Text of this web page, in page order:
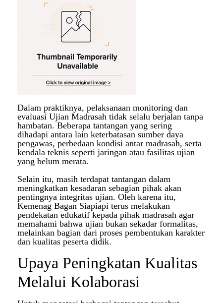
Dalam praktiknya, pelaksanaan monitoring dan
evaluasi Ujian Madrasah tidak selalu berjalan tanpa
hambatan. Beberapa tantangan yang sering
dihadapi antara lain keterbatasan sumber daya
pengawas, perbedaan kondisi antar madrasah, serta
kendala teknis seperti jaringan atau fasilitas ujian
yang belum merata.
Selain itu, masih terdapat tantangan dalam
meningkatkan kesadaran sebagian pihak akan
pentingnya integritas ujian. Oleh karena itu,
Kemenag Bagan Siapiapi terus melakukan
pendekatan edukatif kepada pihak madrasah agar
memahami bahwa ujian bukan sekadar formalitas,
melainkan bagian dari proses pembentukan karakter
dan kualitas peserta didik.
Upaya Peningkatan Kualitas
Melalui Kolaborasi